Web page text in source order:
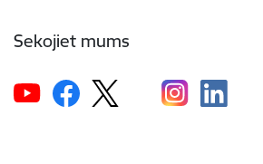
Sekojiet mums